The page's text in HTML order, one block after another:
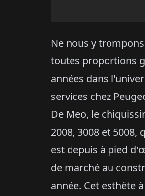
Ne nous y
toutes proportions
années dans
services chez
De Meo, le
2008, 3008 et
est depuis à pied
de marché au
année. Cet esthète